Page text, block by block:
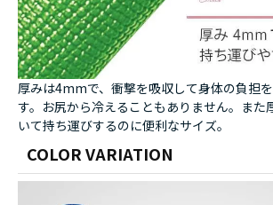
厚みは4mmで、衝撃を吸収して身体の負担
す。お尻から冷えることもありません。また
いて持ち運びするのに便利なサイズ。
COLOR VARIATION